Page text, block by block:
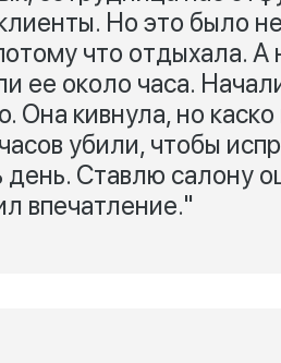
Но это было
что отдыхала.
ее около часа.
Она кивнула, но
убили, чтобы
Ставлю салону
впечатление."